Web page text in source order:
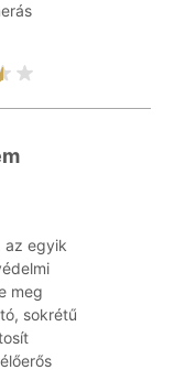
az egyik
meg
sokrétű